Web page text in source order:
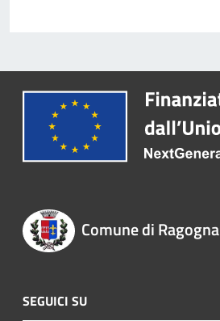
Comune di Ragogna
SEGUICI SU